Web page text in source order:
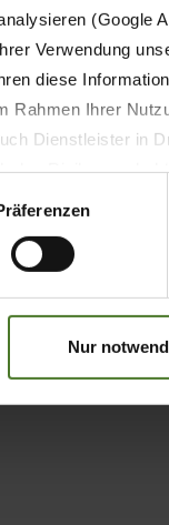
(Google
Verwendung
diese
Rahmen Ihrer
Dienstleister in
das Risiko von
Nur